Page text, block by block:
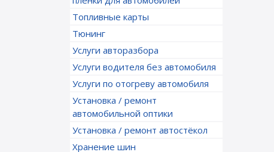
Топливные карты
Тюнинг
Услуги авторазбора
Услуги водителя без автомобиля
Услуги по отогреву автомобиля
Установка / ремонт
автомобильной оптики
Установка / ремонт автостёкол
Хранение шин